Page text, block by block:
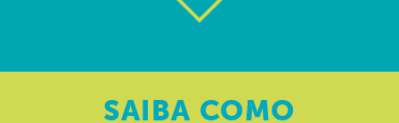
SAIBA COMO